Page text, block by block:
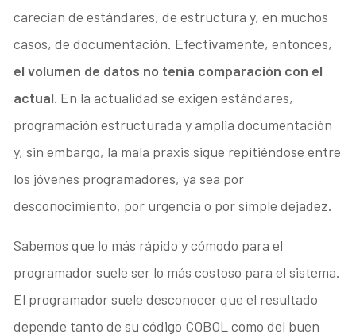
carecían de estándares, de estructura y, en muchos
casos, de documentación. Efectivamente, entonces,
el volumen de datos no tenía comparación con el
actual. En la actualidad se exigen estándares,
programación estructurada y amplia documentación
y, sin embargo, la mala praxis sigue repitiéndose entre
los jóvenes programadores, ya sea por
desconocimiento, por urgencia o por simple dejadez.
Sabemos que lo más rápido y cómodo para el
programador suele ser lo más costoso para el sistema.
El programador suele desconocer que el resultado
depende tanto de su código COBOL como del buen